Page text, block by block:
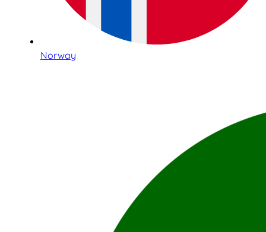
Norway